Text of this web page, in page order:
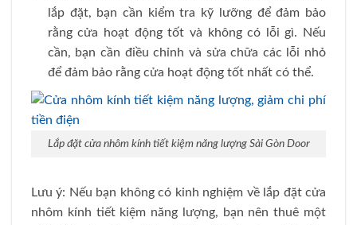
lắp đặt, bạn cần kiểm tra kỹ lưỡng để đảm bảo
rằng cửa hoạt động tốt và không có lỗi gì. Nếu
cần, bạn cần điều chỉnh và sửa chữa các lỗi nhỏ
để đảm bảo rằng cửa hoạt động tốt nhất có thể.
Lắp đặt cửa nhôm kính tiết kiệm năng lượng Sài Gòn Door
Lưu ý: Nếu bạn không có kinh nghiệm về lắp đặt cửa
nhôm kính tiết kiệm năng lượng, bạn nên thuê một